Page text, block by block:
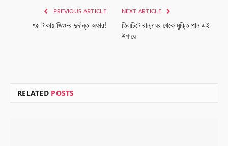
PREVIOUS ARTICLE
৭৫ টাকায় জিও-র দুর্দান্ত অফার!
NEXT ARTICLE
তিলচিটে রান্নাঘর থেকে মুক্তি পান এই
উপায়ে
RELATED POSTS